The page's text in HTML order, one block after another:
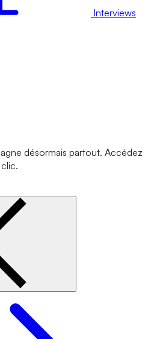
Interviews
désormais partout. Accédez